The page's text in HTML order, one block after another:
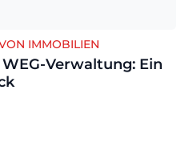
IMMOBILIEN
Verwaltung: Ein